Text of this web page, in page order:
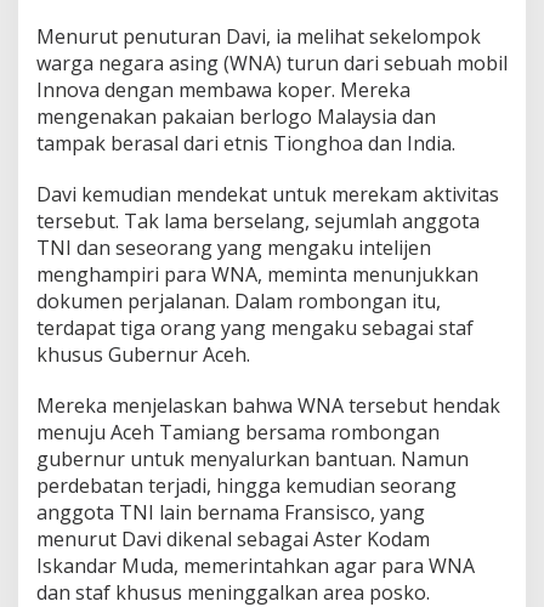
a
n
S
a
a
t
e
l
i
u
t
d
s
k
o
B
e
n
c
a
n
Menurut penuturan Davi, ia melihat sekelompok
warga negara asing (WNA) turun dari sebuah mobil
Innova dengan membawa koper. Mereka
mengenakan pakaian berlogo Malaysia dan
tampak berasal dari etnis Tionghoa dan India.
Davi kemudian mendekat untuk merekam aktivitas
tersebut. Tak lama berselang, sejumlah anggota
TNI dan seseorang yang mengaku intelijen
menghampiri para WNA, meminta menunjukkan
dokumen perjalanan. Dalam rombongan itu,
terdapat tiga orang yang mengaku sebagai staf
khusus Gubernur Aceh.
Mereka menjelaskan bahwa WNA tersebut hendak
menuju Aceh Tamiang bersama rombongan
gubernur untuk menyalurkan bantuan. Namun
perdebatan terjadi, hingga kemudian seorang
anggota TNI lain bernama Fransisco, yang
menurut Davi dikenal sebagai Aster Kodam
Iskandar Muda, memerintahkan agar para WNA
dan staf khusus meninggalkan area posko.